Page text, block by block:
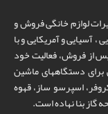
سال 1384 در زمینه تعمیرات لوازم خانگی فروش و
آسیایی و آمریکایی و با
از فروش، فعالیت خود
برای دستگاههای ماشین
اسپرسو ساز، قهوه
گاز بنا نهاده است.